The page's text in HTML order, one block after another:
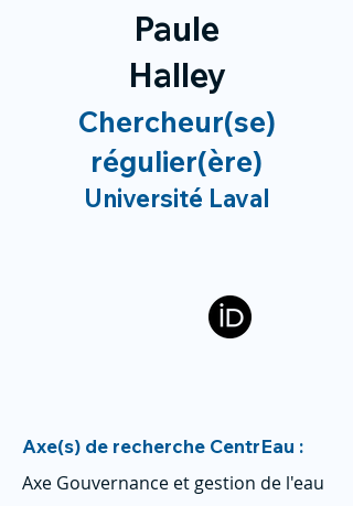
Paule
Halley
Chercheur(se)
régulier(ère)
Université Laval
Axe(s) de recherche CentrEau :
Axe Gouvernance et gestion de l'eau